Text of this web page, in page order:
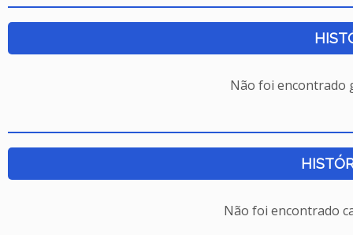
Não foi encontrado
Não foi encontrado